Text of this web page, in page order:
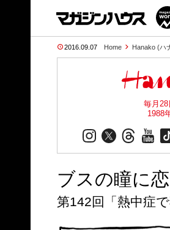
2016.09.07 Home Hanako (ハ
毎月28
1988
ブスの瞳に
第142回「熱中症で